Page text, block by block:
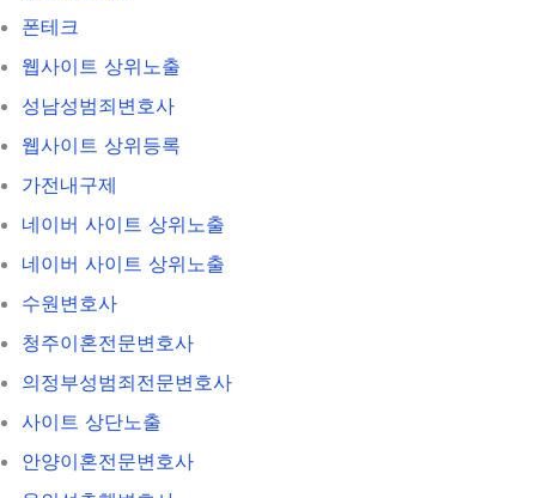
폰테크
웹사이트 상위노출
성남성범죄변호사
웹사이트 상위등록
가전내구제
네이버 사이트 상위노출
네이버 사이트 상위노출
수원변호사
청주이혼전문변호사
의정부성범죄전문변호사
사이트 상단노출
안양이혼전문변호사